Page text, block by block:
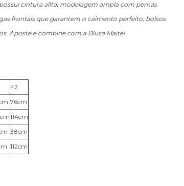
possui cintura allta, modelagem ampla com pernas
frontais que garantem o caimento perfeito, bolsos
Aposte e combine com a Blusa Maite!
42
76cm
114cm
38cm
112cm